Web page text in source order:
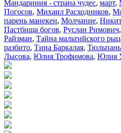
Мандариния - страна чудес, март,
Погосов, Михаил Расходников,
парень манекен, Молчание,
Пастбища богов, Руслан Римович,
Райзман, Тайна мальтийского
разбито, Тина Баркалая,
Лысова, Юлия Трофимова, Юлия